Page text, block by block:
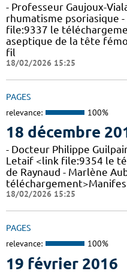
- Professeur Gaujoux-
rhumatisme psoriasique
file:9337 le
aseptique de la tête
fil
18/02/2026 15:25
PAGES
relevance: 100%
18 décembre
- Docteur Philippe
Letaif <link file:9354 le
de Raynaud - Marlène
18/02/2026 15:25
PAGES
relevance: 100%
19 février 2016